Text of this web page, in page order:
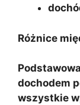
Różnice
dochodem
wszystkie